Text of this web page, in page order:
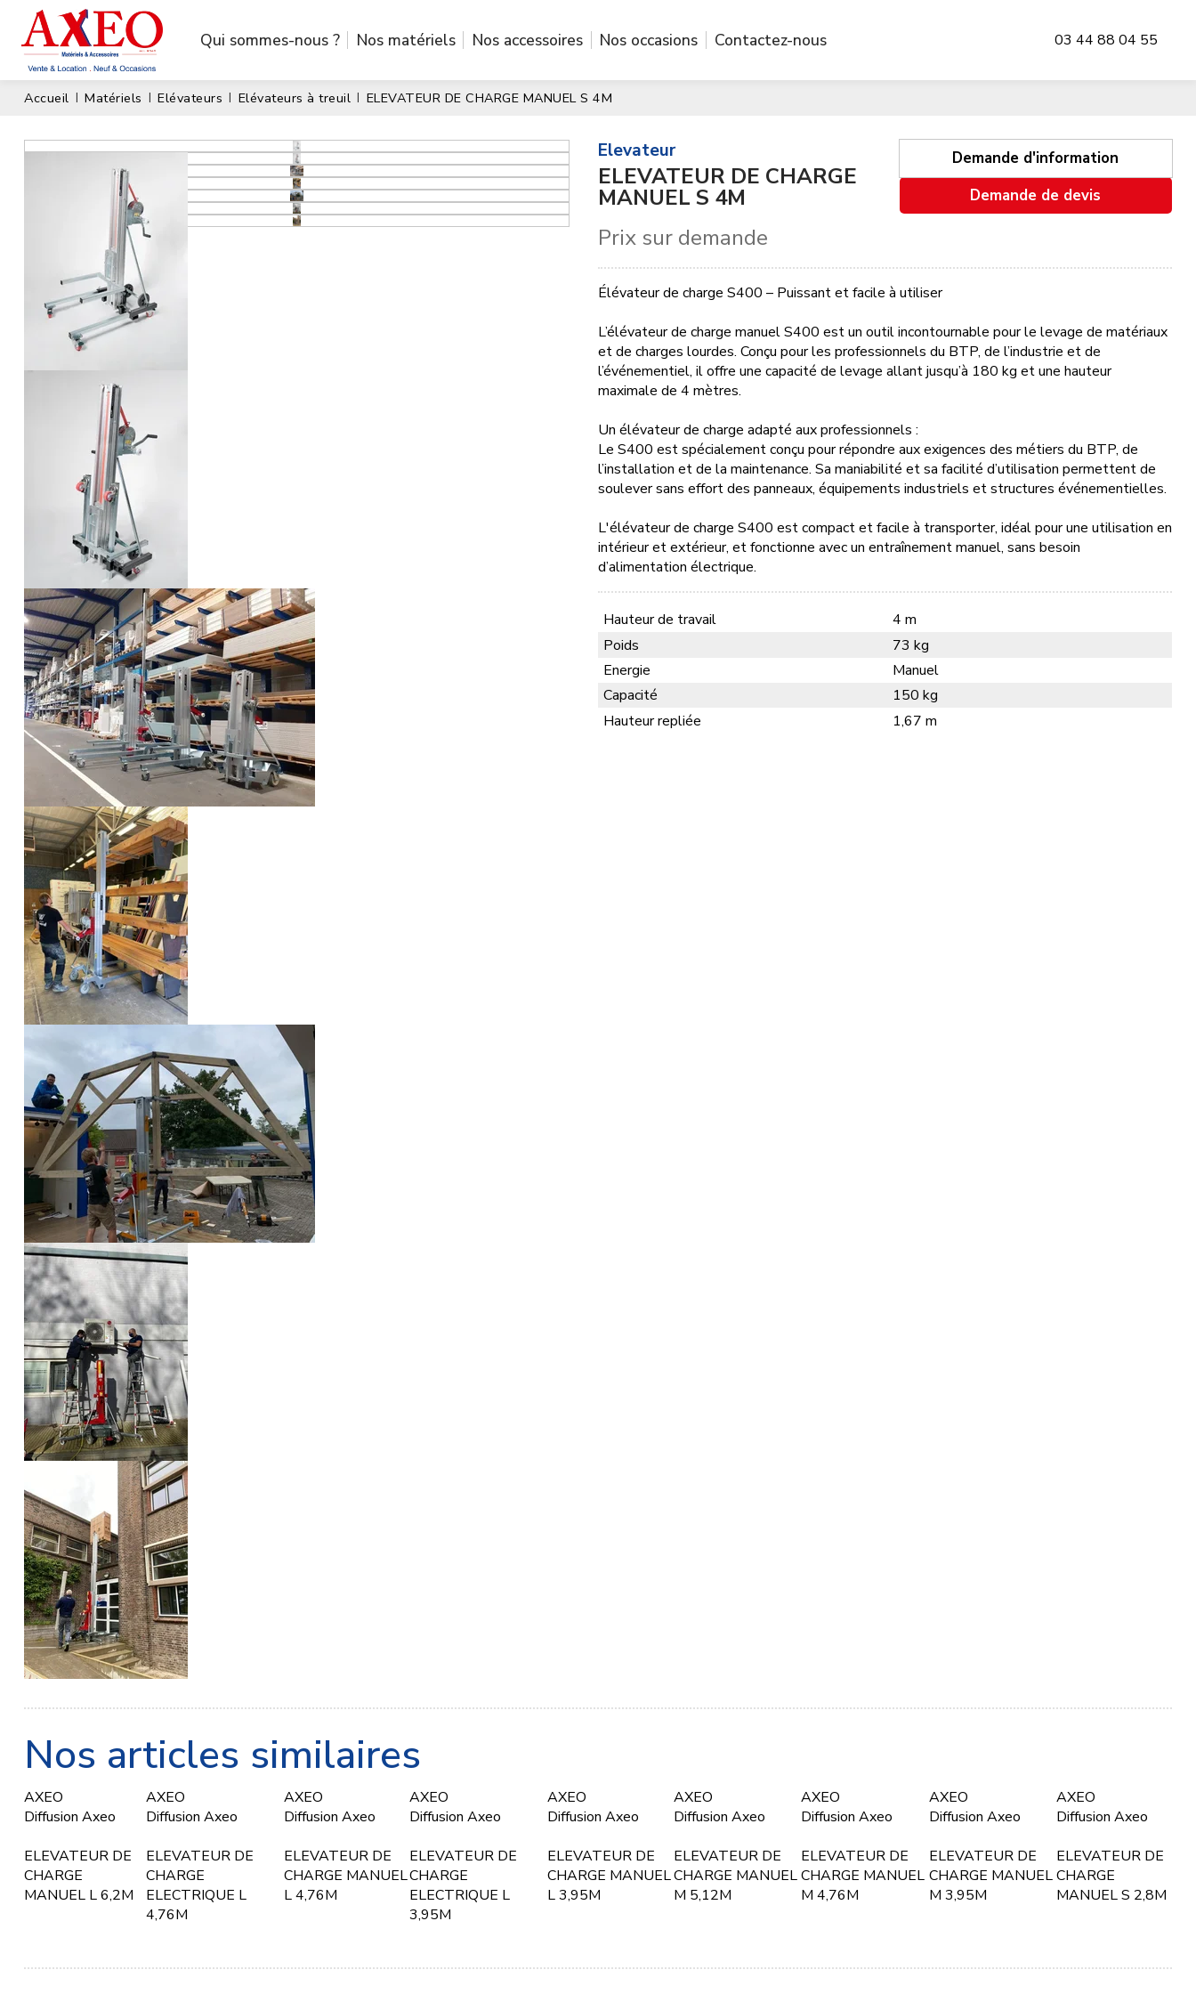
Qui sommes-nous ? Nos matériels Nos accessoires Nos occasions Contactez-nous 03 44 88 04 55
Accueil Matériels Elévateurs Elévateurs à treuil ELEVATEUR DE CHARGE MANUEL S 4M
elevateur
ELEVATEUR DE CHARGE
MANUEL S 4M
Prix sur demande
Hauteur de travail
4 m
Poids
73 kg
Energie
Manuel
Capacité
150 kg
Hauteur repliée
1,67 m
Élévateur de charge S400 – Puissant et facile à utiliser
L’élévateur de charge manuel S400 est un outil incontournable pour le levage de matériaux
et de charges lourdes. Conçu pour les professionnels du BTP, de l’industrie et de
l’événementiel, il offre une capacité de levage allant jusqu’à 180 kg et une hauteur
maximale de 4 mètres.
Un élévateur de charge adapté aux professionnels :
Le S400 est spécialement conçu pour répondre aux exigences des métiers du BTP, de
l’installation et de la maintenance. Sa maniabilité et sa facilité d’utilisation permettent de
soulever sans effort des panneaux, équipements industriels et structures événementielles.
L'élévateur de charge S400 est compact et facile à transporter, idéal pour une utilisation en
intérieur et extérieur, et fonctionne avec un entraînement manuel, sans besoin
d’alimentation électrique.
Demande de devis
Demande d'information
Nos articles similaires
AXEO
Diffusion Axeo
ELEVATEUR DE
CHARGE
MANUEL L 6,2M
AXEO
Diffusion Axeo
ELEVATEUR DE
CHARGE
ELECTRIQUE L
4,76M
AXEO
Diffusion Axeo
ELEVATEUR DE
CHARGE MANUEL
L 4,76M
AXEO
Diffusion Axeo
ELEVATEUR DE
CHARGE
ELECTRIQUE L
3,95M
AXEO
Diffusion Axeo
ELEVATEUR DE
CHARGE MANUEL
L 3,95M
AXEO
Diffusion Axeo
ELEVATEUR DE
CHARGE MANUEL
M 5,12M
AXEO
Diffusion Axeo
ELEVATEUR DE
CHARGE MANUEL
M 4,76M
AXEO
Diffusion Axeo
ELEVATEUR DE
CHARGE MANUEL
M 3,95M
AXEO
Diffusion Axeo
ELEVATEUR DE
CHARGE
MANUEL S 2,8M